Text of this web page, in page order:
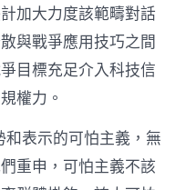
加大力度該範疇對話
與戰爭應用技巧之間
目標充足介入科技信
權力。
表示的可怕主義，無
重申，可怕主義不該